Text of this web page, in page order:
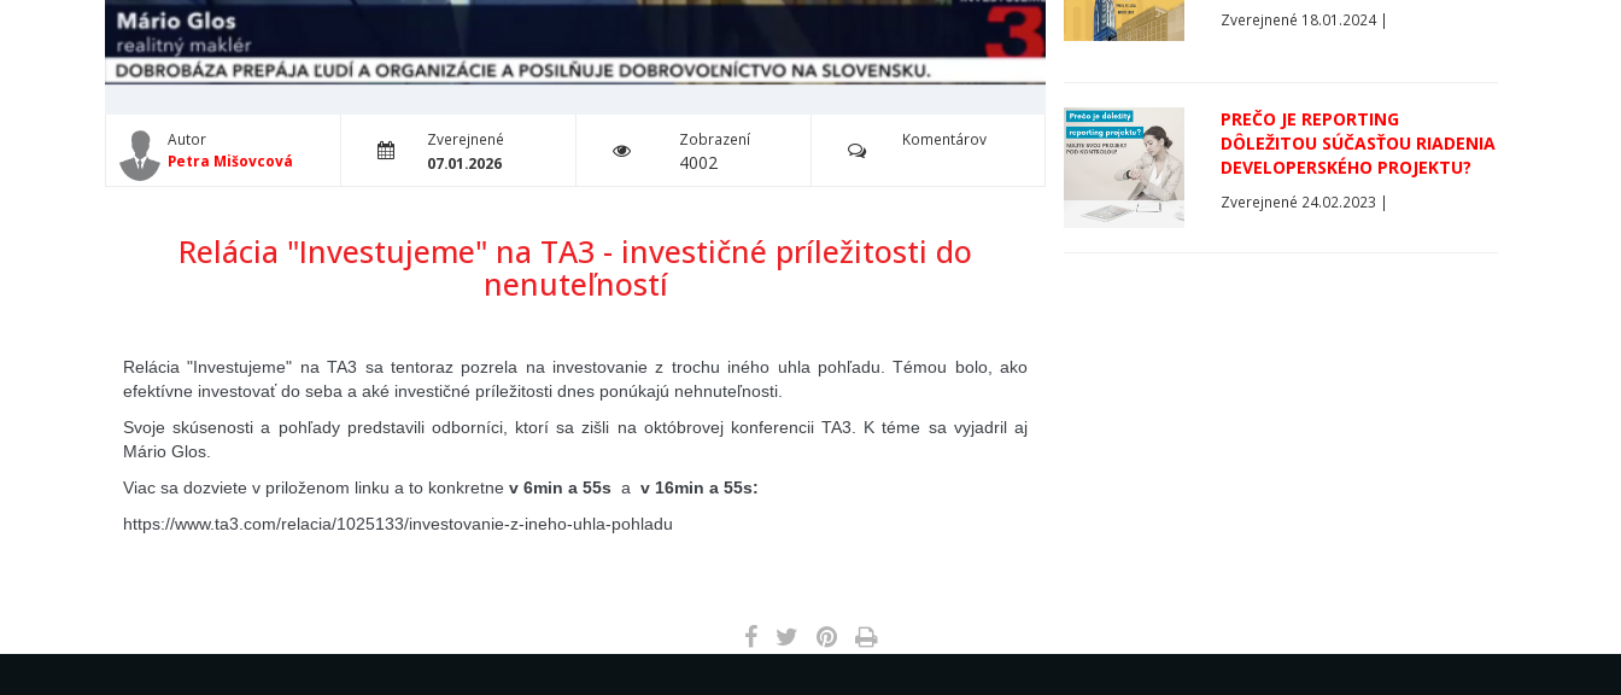
Autor
Petra Mišovcová
Zverejnené
07.01.2026
Zobrazení
4002
Komentárov
Relácia "Investujeme" na TA3 - investičné príležitosti do
nenuteľností
Relácia "Investujeme" na TA3 sa tentoraz pozrela na investovanie z trochu iného uhla pohľadu. Témou bolo, ako
efektívne investovať do seba a aké investičné príležitosti dnes ponúkajú nehnuteľnosti.
Svoje skúsenosti a pohľady predstavili odborníci, ktorí sa zišli na októbrovej konferencii TA3. K téme sa vyjadril aj
Mário Glos.
Viac sa dozviete v priloženom linku a to konkretne v 6min a 55s a v 16min a 55s:
https://www.ta3.com/relacia/1025133/investovanie-z-ineho-uhla-pohladu
Zverejnené 18.01.2024 |
PREČO JE REPORTING
DÔLEŽITOU SÚČASŤOU RIADENIA
DEVELOPERSKÉHO PROJEKTU?
Zverejnené 24.02.2023 |